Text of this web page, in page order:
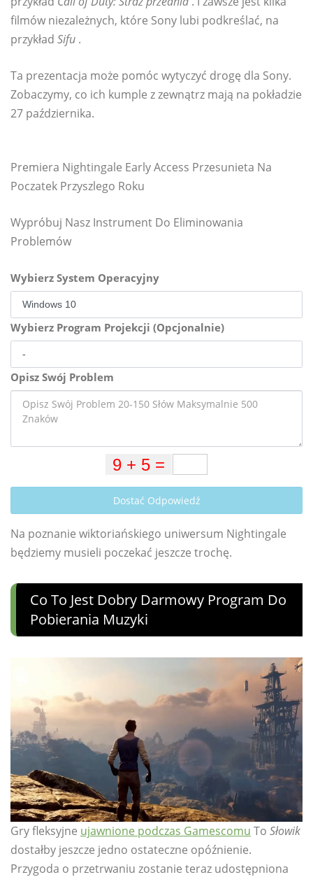
filmów niezależnych, które Sony lubi podkreślać, na
przykład Sifu .
Ta prezentacja może pomóc wytyczyć drogę dla Sony.
Zobaczymy, co ich kumple z zewnątrz mają na pokładzie
27 października.
Premiera Nightingale Early Access Przesunieta Na
Poczatek Przyszlego Roku
Wypróbuj Nasz Instrument Do Eliminowania
Problemów
Wybierz System Operacyjny
Wybierz Program Projekcji (Opcjonalnie)
Opisz Swój Problem
Dostać Odpowiedź
Na poznanie wiktoriańskiego uniwersum Nightingale
będziemy musieli poczekać jeszcze trochę.
Co To Jest Dobry Darmowy Program Do
Pobierania Muzyki
Gry fleksyjne ujawnione podczas Gamescomu To Słowik
dostałby jeszcze jedno ostateczne opóźnienie.
Przygoda o przetrwaniu zostanie teraz udostępniona